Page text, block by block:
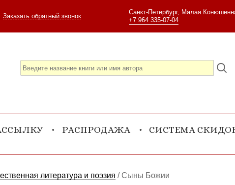
Заказать обратный звонок
Санкт-Петербург, Малая
+7 964 335-07-04
РАСПРОДАЖА
СИСТЕМА
литература и поэзия /Сыны Божии